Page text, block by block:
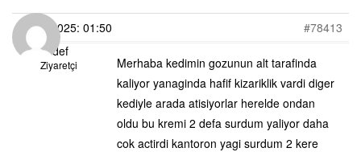
21/03/2025: 01:50
#78413
Sedef
Ziyaretçi
Merhaba kedimin gozunun alt tarafinda
kaliyor yanaginda hafif kizariklik vardi diger
kediyle arada atisiyorlar herelde ondan
oldu bu kremi 2 defa surdum yaliyor daha
cok actirdi kantoron yagi surdum 2 kere